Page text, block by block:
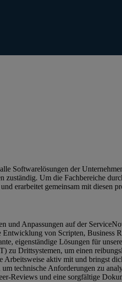
Softwarelösungen der
Um die Fachbereiche
erarbeitet gemeinsam mit diesen
und Anpassungen auf der
von Scripten,
eigenständige Lösungen für
zu Drittsystemen, um einen
Arbeitsweise aktiv mit und bringst
technische Anforderungen zu
Reviews und eine sorgfältige